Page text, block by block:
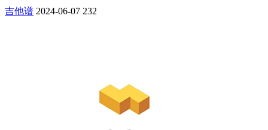
吉他谱 2024-06-07 232